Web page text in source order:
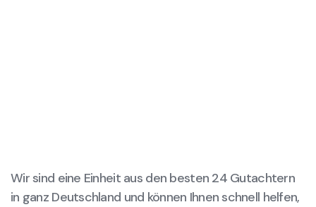
Wir sind eine Einheit aus den besten 24 Gutachtern
in ganz Deutschland und können Ihnen schnell helfen,